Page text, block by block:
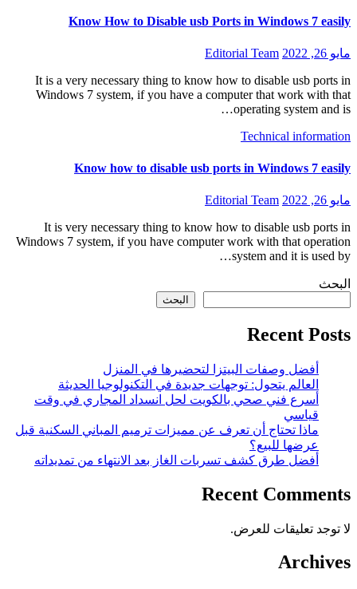
Know How to Disable usb Ports in Windows 7 easily
مايو 26, 2022
Editorial Team
It is a very necessary thing to know how to disable usb ports in
Windows 7 system, if you have a computer that work with that
operating system and is…
Technical information
Know how to disable usb ports in Windows 7 easily
مايو 26, 2022
Editorial Team
It is very necessary thing to know how to disable usb ports in
Windows 7 system, if you have computer work with that operation
system and it is used by…
البحث
البحث
Recent Posts
أفضل وصفات البيتزا لتحضيرها في المنزل
العالم يتحول: توجهات جديدة في التكنولوجيا الحديثة
أسرع فني صحي بالكويت لحل انسداد المجاري في وقت
قياسي
ماذا تحتاج أن تعرف عن مميزات ترميم المباني السكنية قبل
عرضها للبيع؟
أفضل طرق كشف تسربات الغاز بعد الانتهاء من تمديداته
Recent Comments
لا توجد تعليقات للعرض.
Archives